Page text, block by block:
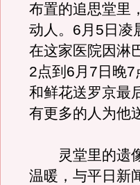
布置的追思堂里
动人。6月5日凌
在这家医院因淋
2点到6月7日晚
和鲜花送罗京最
有更多的人为他
灵堂里的遗像
温暖，与平日新